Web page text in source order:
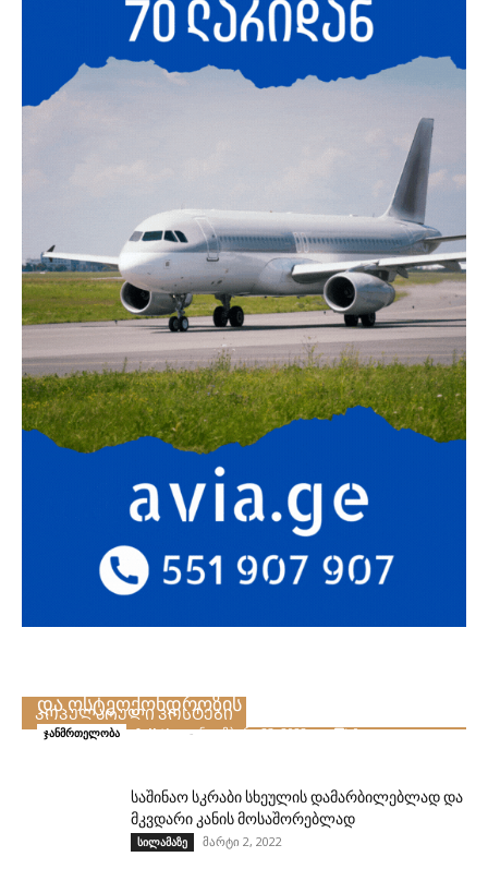
ᲞᲝᲞᲣᲚᲐᲠᲣᲚᲘ ᲞᲝᲡᲢᲔᲑᲘ
და ოსტეოქონდროზის დროს
ჯანმრთელობა folktips - ნოემბერი 23, 2022 0
საშინაო სკრაბი სხეულის დამარბილებლად და
მკვდარი კანის მოსაშორებლად
სილამაზე მარტი 2, 2022